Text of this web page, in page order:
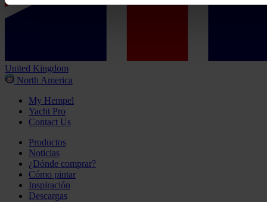
United Kingdom
North America
My Hempel
Yacht Pro
Contact Us
Productos
Noticias
¿Dónde comprar?
Cómo pintar
Inspiración
Descargas